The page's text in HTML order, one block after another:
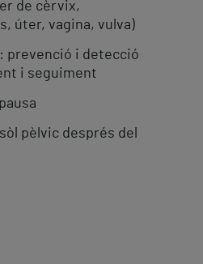
de cèrvix,
úter, vagina, vulva)
prevenció i detecció
i seguiment
pèlvic després del